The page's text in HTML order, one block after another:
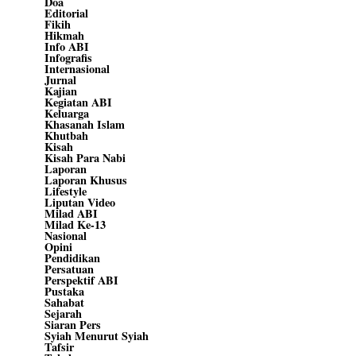
Editorial
Fikih
Hikmah
Info ABI
Infografis
Internasional
Jurnal
Kajian
Kegiatan ABI
Keluarga
Khasanah Islam
Khutbah
Kisah
Kisah Para Nabi
Laporan
Laporan Khusus
Lifestyle
Liputan Video
Milad ABI
Milad Ke-13
Nasional
Opini
Pendidikan
Persatuan
Perspektif ABI
Pustaka
Sahabat
Sejarah
Siaran Pers
Syiah Menurut Syiah
Tafsir